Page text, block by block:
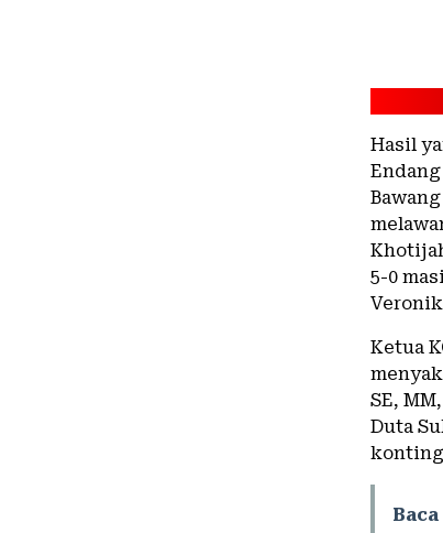
Hasil
5-0
Ketua
SE,
Duta